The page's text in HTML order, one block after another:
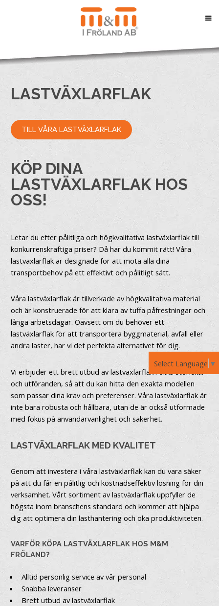
Select Language ▼
LASTVÄXLARFLAK
TILL VÅRA LASTVÄXLARFLAK
KÖP DINA
LASTVÄXLARFLAK HOS
OSS!
Letar du efter pålitliga och högkvalitativa lastväxlarflak till
konkurrenskraftiga priser? Då har du kommit rätt! Våra
lastväxlarflak är designade för att möta alla dina
transportbehov på ett effektivt och pålitligt sätt.
Våra lastväxlarflak är tillverkade av högkvalitativa material
och är konstruerade för att klara av tuffa påfrestningar och
långa arbetsdagar. Oavsett om du behöver ett
lastväxlarflak för att transportera byggmaterial, avfall eller
andra laster, har vi det perfekta alternativet för dig.
Vi erbjuder ett brett utbud av lastväxlarflak i olika storlekar
och utföranden, så att du kan hitta den exakta modellen
som passar dina krav och preferenser. Våra lastväxlarflak är
inte bara robusta och hållbara, utan de är också utformade
med fokus på användarvänlighet och säkerhet.
LASTVÄXLARFLAK MED KVALITET
Genom att investera i våra lastväxlarflak kan du vara säker
på att du får en pålitlig och kostnadseffektiv lösning för din
verksamhet. Vårt sortiment av lastväxlarflak uppfyller de
högsta inom branschens standard och kommer att hjälpa
dig att optimera din lasthantering och öka produktiviteten.
VARFÖR KÖPA LASTVÄXLARFLAK HOS M&M
FRÖLAND?
Alltid personlig service av vår personal
Snabba leveranser
Brett utbud av lastväxlarflak